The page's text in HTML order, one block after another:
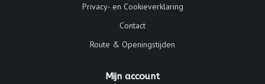
Privacy- en Cookieverklaring
Contact
Route & Openingstijden
Mijn account